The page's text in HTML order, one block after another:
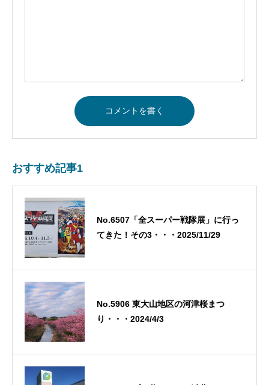
おすすめ記事1
No.6507「全スーパー戦隊展」に行っ
てきた！その3・・・2025/11/29
No.5906 東大山地区の河津桜まつ
り・・・2024/4/3